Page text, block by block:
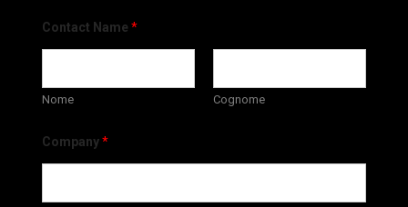
Contact Name *
Nome Cognome
Company*